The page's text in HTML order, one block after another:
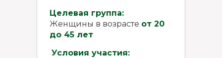
Целевая группа:
Женщины в возрасте от 20
до 45 лет
Условия участия: